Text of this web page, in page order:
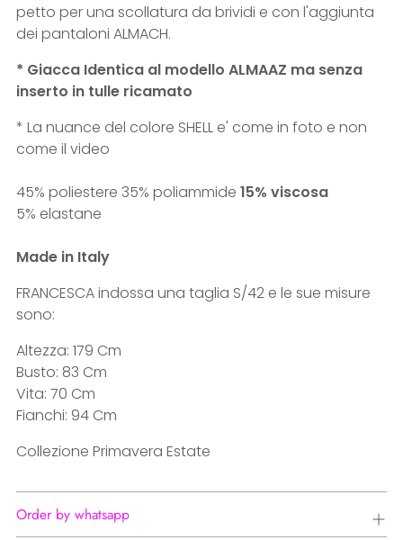
petto per una scollatura da brividi e con l'aggiunta
dei pantaloni ALMACH.
* Giacca Identica al modello ALMAAZ ma senza
inserto in tulle ricamato
* La nuance del colore SHELL e' come in foto e non
come il video
45% poliestere 35% poliammide 15% viscosa
5% elastane
Made in Italy
FRANCESCA indossa una taglia S/42 e le sue misure
sono:
Altezza: 179 Cm
Busto: 83 Cm
Vita: 70 Cm
Fianchi: 94 Cm
Collezione Primavera Estate
Order by whatsapp